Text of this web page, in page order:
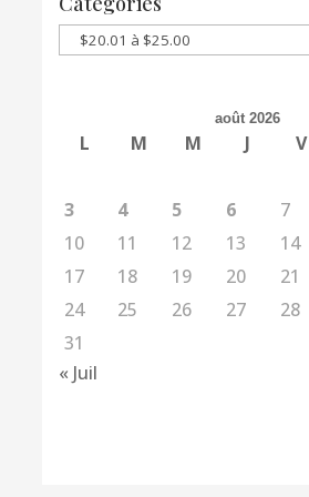
Catégories
août 2026
L M M J V
3
4 5 6 7
10
11 12 13 14
17
18 19 20 21
24
25 26 27 28
31
« Juil